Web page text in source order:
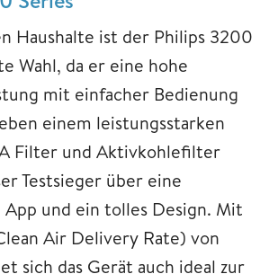
Haushalte ist der Philips 3200
Wahl, da er eine hohe
mit einfacher Bedienung
einem leistungsstarken
Filter und Aktivkohlefilter
Testsieger über eine
und ein tolles Design. Mit
Air Delivery Rate) von
sich das Gerät auch ideal zur